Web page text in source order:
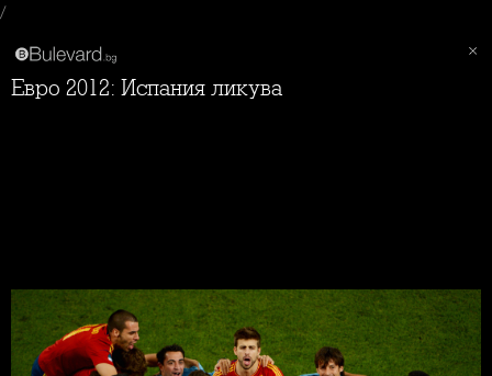
/
Евро 2012: Испания ликува